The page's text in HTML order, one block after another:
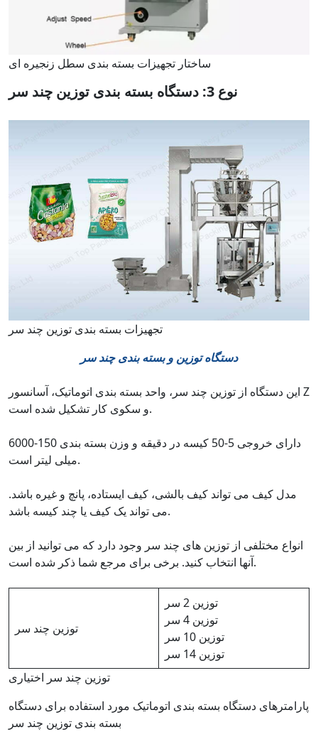
ساختار تجهیزات بسته بندی سطل زنجیره ای
نوع 3: دستگاه بسته بندی توزین چند سر
تجهیزات بسته بندی توزین چند سر
دستگاه توزین و بسته بندی چند سر
این دستگاه از توزین چند سر، واحد بسته بندی اتوماتیک، آسانسور Z
و سکوی کار تشکیل شده است.
دارای خروجی 5-50 کیسه در دقیقه و وزن بسته بندی 150-6000
میلی لیتر است.
مدل کیف می تواند کیف بالشی، کیف ایستاده، پانچ و غیره باشد.
می تواند یک کیف یا چند کیسه باشد.
انواع مختلفی از توزین های چند سر وجود دارد که می توانید از بین
آنها انتخاب کنید. برخی برای مرجع شما ذکر شده است.
توزین چند سر
توزین 2 سر
توزین 4 سر
توزین 10 سر
توزین 14 سر
توزین چند سر اختیاری
پارامترهای دستگاه بسته بندی اتوماتیک مورد استفاده برای دستگاه
بسته بندی توزین چند سر